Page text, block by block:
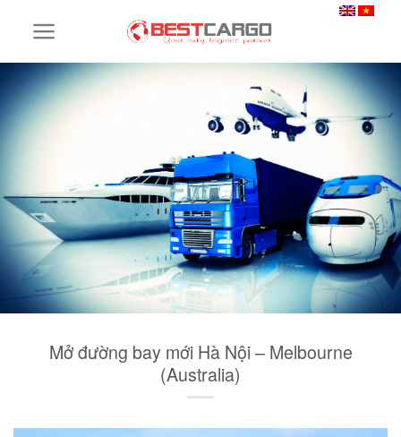
Mở đường bay mới Hà Nội – Melbourne
(Australia)